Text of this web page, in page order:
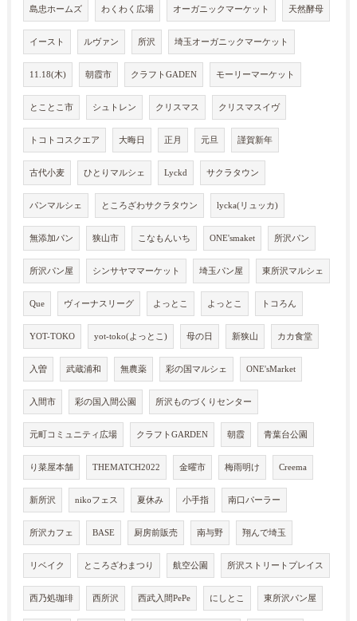
島忠ホームズ わくわく広場 オーガニックマーケット 天然酵母
イースト ルヴァン 所沢 埼玉オーガニックマーケット
11.18(木) 朝霞市 クラフトGADEN モーリーマーケット
とことこ市 シュトレン クリスマス クリスマスイヴ
トコトコスクエア 大晦日 正月 元旦 謹賀新年
古代小麦 ひとりマルシェ Lyckd サクラタウン
パンマルシェ ところざわサクラタウン lycka(リュッカ)
無添加パン 狭山市 こなもんいち ONE'smaket 所沢パン
所沢パン屋 シンサヤママーケット 埼玉パン屋 東所沢マルシェ
Que ヴィーナスリーグ よっとこ よっとこ トコろん
YOT-TOKO yot-toko(よっとこ) 母の日 新狭山 カカ食堂
入曽 武蔵浦和 無農薬 彩の国マルシェ ONE'sMarket
入間市 彩の国入間公園 所沢ものづくりセンター
元町コミュニティ広場 クラフトGARDEN 朝霞 青葉台公園
り菜屋本舗 THEMATCH2022 金曜市 梅雨明け Creema
新所沢 nikoフェス 夏休み 小手指 南口パーラー
所沢カフェ BASE 厨房前販売 南与野 翔んで埼玉
リベイク ところざわまつり 航空公園 所沢ストリートプレイス
西乃処珈琲 西所沢 西武入間PePe にしとこ 東所沢パン屋